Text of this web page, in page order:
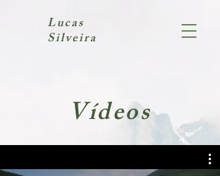
Lucas
Silveira
Vídeos